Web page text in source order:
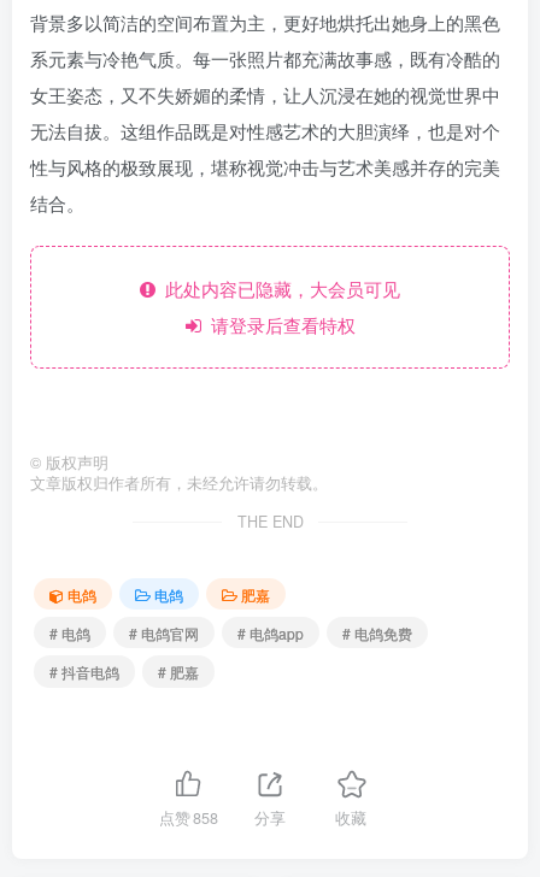
背景多以简洁的空间布置为主，更好地烘托出她身上的黑色
系元素与冷艳气质。每一张照片都充满故事感，既有冷酷的
女王姿态，又不失娇媚的柔情，让人沉浸在她的视觉世界中
无法自拔。这组作品既是对性感艺术的大胆演绎，也是对个
性与风格的极致展现，堪称视觉冲击与艺术美感并存的完美
结合。
此处内容已隐藏，大会员可见
请登录后查看特权
© 版权声明
文章版权归作者所有，未经允许请勿转载。
THE END
电鸽 电鸽
肥嘉
# 电鸽
# 电鸽官网 # 电鸽app
# 电鸽免费
# 抖音电鸽
# 肥嘉
点赞858 分享 收藏